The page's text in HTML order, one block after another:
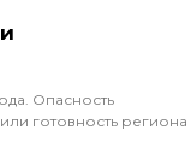
Опасность
готовность региона